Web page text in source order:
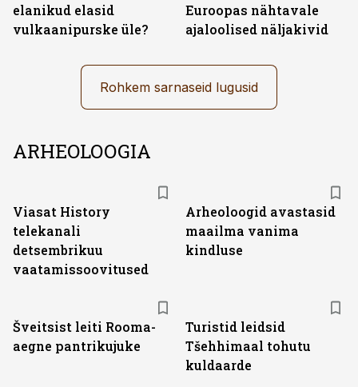
elanikud elasid
vulkaanipurske üle?
Euroopas nähtavale
ajaloolised näljakivid
Rohkem sarnaseid lugusid
ARHEOLOOGIA
Viasat History
telekanali
detsembrikuu
vaatamissoovitused
Arheoloogid avastasid
maailma vanima
kindluse
Šveitsist leiti Rooma-
aegne pantrikujuke
Turistid leidsid
Tšehhimaal tohutu
kuldaarde